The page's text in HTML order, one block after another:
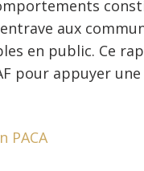
aux
en public. Ce
pour appuyer
PACA